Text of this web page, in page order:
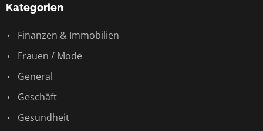
Kategorien
Finanzen & Immobilien
Frauen / Mode
General
Geschäft
Gesundheit